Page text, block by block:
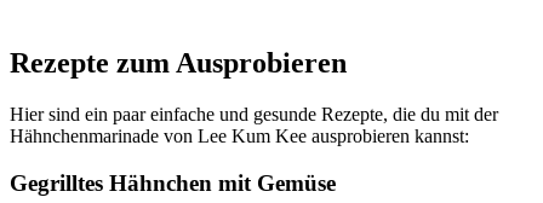
Rezepte zum Ausprobieren
Hier sind ein paar einfache und gesunde Rezepte, die du mit der
Hähnchenmarinade von Lee Kum Kee ausprobieren kannst:
Gegrilltes Hähnchen mit Gemüse